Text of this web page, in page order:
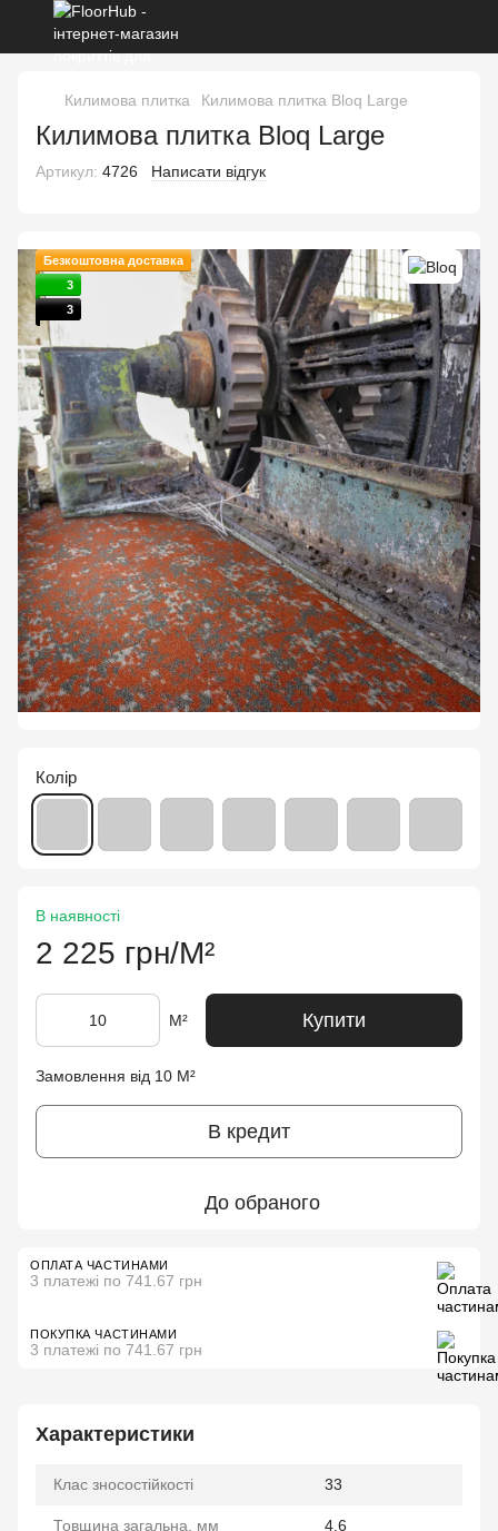
Килимова плитка Килимова плитка Bloq Large
Килимова плитка Bloq Large
Артикул: 4726 Написати відгук
Безкоштовна доставка
3
3
Колір
В наявності
2 225 грн/М²
М² Купити
Замовлення від 10 М²
В кредит
До обраного
ОПЛАТА ЧАСТИНАМИ
3 платежі по 741.67 грн
ПОКУПКА ЧАСТИНАМИ
3 платежі по 741.67 грн
Характеристики
Клас зносостійкості 33
Товщина загальна, мм 4.6